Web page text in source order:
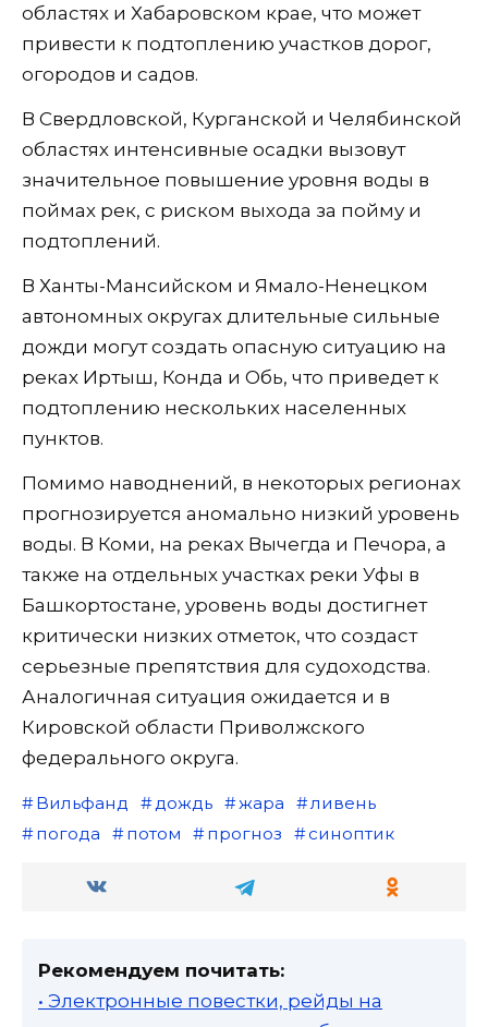
областях и Хабаровском крае, что может
привести к подтоплению участков дорог,
огородов и садов.
В Свердловской, Курганской и Челябинской
областях интенсивные осадки вызовут
значительное повышение уровня воды в
поймах рек, с риском выхода за пойму и
подтоплений.
В Ханты-Мансийском и Ямало-Ненецком
автономных округах длительные сильные
дожди могут создать опасную ситуацию на
реках Иртыш, Конда и Обь, что приведет к
подтоплению нескольких населенных
пунктов.
Помимо наводнений, в некоторых регионах
прогнозируется аномально низкий уровень
воды. В Коми, на реках Вычегда и Печора, а
также на отдельных участках реки Уфы в
Башкортостане, уровень воды достигнет
критически низких отметок, что создаст
серьезные препятствия для судоходства.
Аналогичная ситуация ожидается и в
Кировской области Приволжского
федерального округа.
Вильфанд дождь жара
ливень
погода
потом прогноз синоптик
Рекомендуем почитать:
• Электронные повестки, рейды на